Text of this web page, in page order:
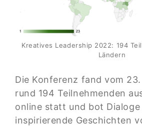
Kreatives Leadership 2022: 194
Ländern
Die Konferenz fand vom
rund 194 Teilnehmenden
online statt und bot
inspirierende Geschichten